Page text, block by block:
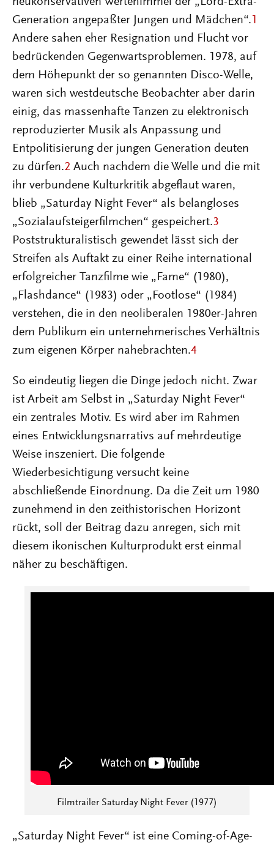
Generation angepaßter Jungen und Mädchen“. 1
Andere sahen eher Resignation und Flucht vor
bedrückenden Gegenwartsproblemen. 1978, auf
dem Höhepunkt der so genannten Disco-Welle,
waren sich westdeutsche Beobachter aber darin
einig, das massenhafte Tanzen zu elektronisch
reproduzierter Musik als Anpassung und
Entpolitisierung der jungen Generation deuten
zu dürfen.2 Auch nachdem die Welle und die mit
ihr verbundene Kulturkritik abgeflaut waren,
blieb „Saturday Night Fever“ als belangloses
„Sozialaufsteigerfilmchen“ gespeichert.3
Poststrukturalistisch gewendet lässt sich der
Streifen als Auftakt zu einer Reihe international
erfolgreicher Tanzfilme wie „Fame“ (1980),
„Flashdance“ (1983) oder „Footlose“ (1984)
verstehen, die in den neoliberalen 1980er-Jahren
dem Publikum ein unternehmerisches Verhältnis
zum eigenen Körper nahebrachten.4
So eindeutig liegen die Dinge jedoch nicht. Zwar
ist Arbeit am Selbst in „Saturday Night Fever“
ein zentrales Motiv. Es wird aber im Rahmen
eines Entwicklungsnarrativs auf mehrdeutige
Weise inszeniert. Die folgende
Wiederbesichtigung versucht keine
abschließende Einordnung. Da die Zeit um 1980
zunehmend in den zeithistorischen Horizont
rückt, soll der Beitrag dazu anregen, sich mit
diesem ikonischen Kulturprodukt erst einmal
näher zu beschäftigen.
Filmtrailer Saturday Night Fever (1977)
„Saturday Night Fever“ ist eine Coming-of-Age-